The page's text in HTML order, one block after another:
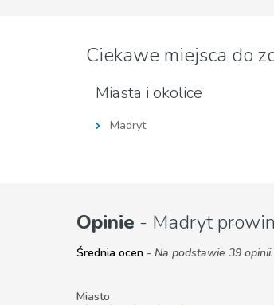
Ciekawe miejsca do
Miasta i okolice
Madryt
Opinie - Madryt
Średnia ocen - Na podstawie 39 opinii.
Miasto